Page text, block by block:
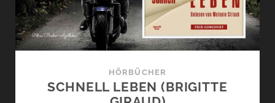
HÖRBÜCHER
SCHNELL LEBEN (BRIGITTE